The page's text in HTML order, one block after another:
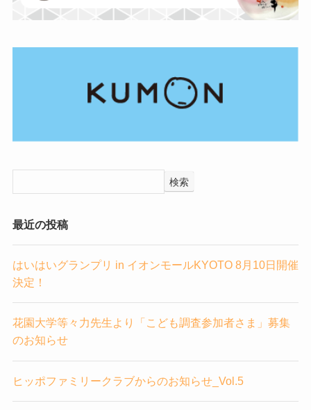
検索
最近の投稿
はいはいグランプリ in イオンモールKYOTO 8月10日開催
決定！
花園大学等々力先生より「こども調査参加者さま」募集
のお知らせ
ヒッポファミリークラブからのお知らせ_Vol.5